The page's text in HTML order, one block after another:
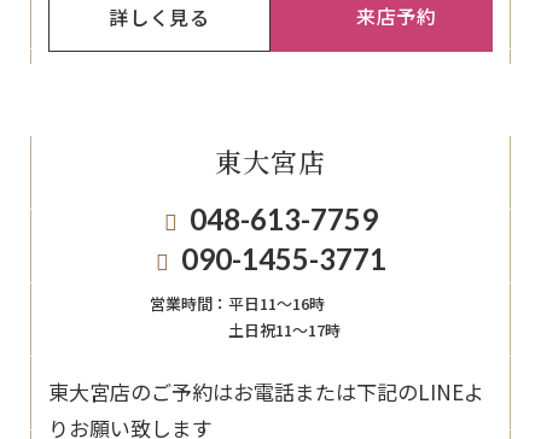
詳しく見る 来店予約
東大宮店
048-613-7759
090-1455-3771
営業時間： 平日11〜16時
土日祝11〜17時
東大宮店のご予約はお電話または下記のLINEよ
りお願い致します